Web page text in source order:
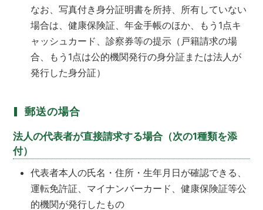
なお、写真付き身分証明書を所持、所有していない
場合は、健康保険証、年金手帳のほか、もう1点キ
ャッシュカード、診察券等の提示（戸籍請求の場
合、もう1点は公的機関発行の身分証または法人が
発行した身分証）
郵送の場合
法人の代表者が直接請求する場合（次の1種類を添
付）
代表者本人の氏名・住所・生年月日が確認できる、
運転免許証、マイナンバーカード、健康保険証等公
的機関が発行したもの